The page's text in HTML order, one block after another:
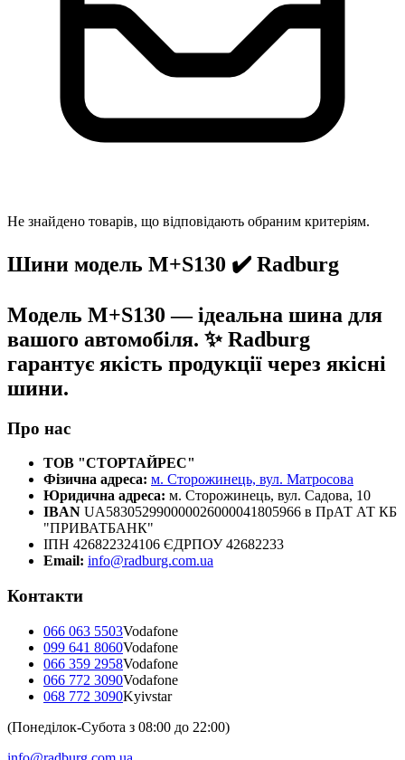
Не знайдено товарів, що відповідають обраним критеріям.
Шини модель M+S130 ✔️ Radburg
Модель M+S130 — ідеальна шина для
вашого автомобіля. ✨ Radburg
гарантує якість продукції через якісні
шини.
Про нас
ТОВ "СТОРТАЙРЕС"
Фізична адреса: м. Сторожинець, вул. Матросова
Юридична адреса: м. Сторожинець, вул. Садова, 10
IBAN UA583052990000026000041805966 в ПрАТ АТ КБ
"ПРИВАТБАНК"
ІПН 426822324106 ЄДРПОУ 42682233
Email: info@radburg.com.ua
Контакти
066 063 5503Vodafone
099 641 8060Vodafone
066 359 2958Vodafone
066 772 3090Vodafone
068 772 3090Kyivstar
(Понеділок-Субота з 08:00 до 22:00)